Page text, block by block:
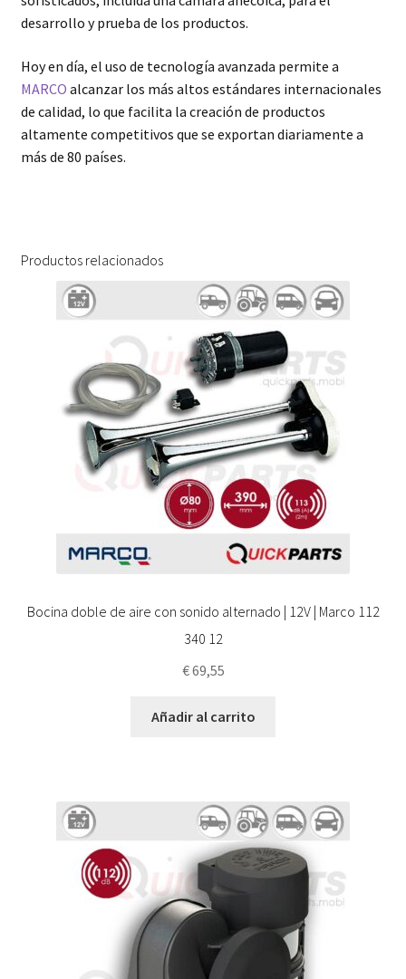
desarrollo y prueba de los productos.
Hoy en día, el uso de tecnología avanzada permite a
MARCO alcanzar los más altos estándares internacionales
de calidad, lo que facilita la creación de productos
altamente competitivos que se exportan diariamente a
más de 80 países.
Productos relacionados
Bocina doble de aire con sonido alternado | 12V | Marco 112
340 12
€69,55
Añadir al carrito